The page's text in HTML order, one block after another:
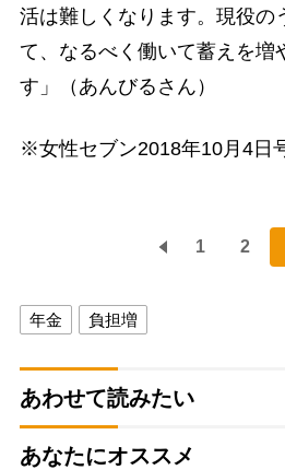
活は難しくなります。現役の
て、なるべく働いて蓄えを増
す」（あんびるさん）
※女性セブン2018年10月4日
1 2
年金 負担増
あわせて読みたい
あなたにオススメ